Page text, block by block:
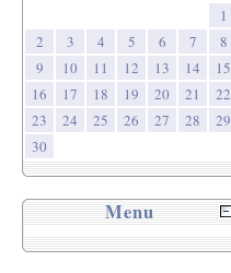
1
2
3 4 5 6 7
8
9
10 11 12 13 14
15
16
17 18 19 20 21
22
23
24 25 26 27 28
29
30
Menu